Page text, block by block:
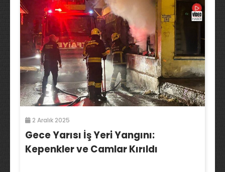
2 Aralık 2025
Gece Yarısı İş Yeri Yangını:
Kepenkler ve Camlar Kırıldı